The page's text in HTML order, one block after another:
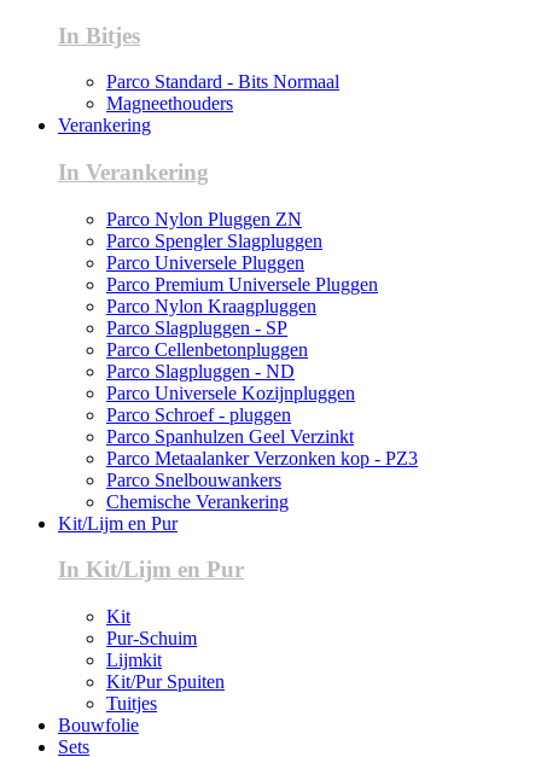
In Bitjes
Parco Standard - Bits Normaal
Magneethouders
Verankering
In Verankering
Parco Nylon Pluggen ZN
Parco Spengler Slagpluggen
Parco Universele Pluggen
Parco Premium Universele Pluggen
Parco Nylon Kraagpluggen
Parco Slagpluggen - SP
Parco Cellenbetonpluggen
Parco Slagpluggen - ND
Parco Universele Kozijnpluggen
Parco Schroef - pluggen
Parco Spanhulzen Geel Verzinkt
Parco Metaalanker Verzonken kop - PZ3
Parco Snelbouwankers
Chemische Verankering
Kit/Lijm en Pur
In Kit/Lijm en Pur
Kit
Pur-Schuim
Lijmkit
Kit/Pur Spuiten
Tuitjes
Bouwfolie
Sets